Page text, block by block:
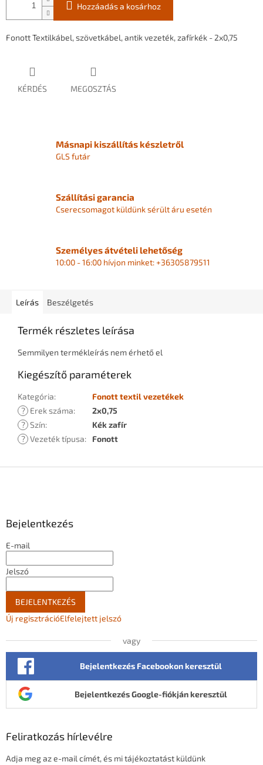
Hozzáadás a kosárhoz
Fonott Textilkábel, szövetkábel, antik vezeték, zafírkék - 2x0,75
KÉRDÉS MEGOSZTÁS
Másnapi kiszállítás készletről
GLS futár
Szállítási garancia
Cserecsomagot küldünk sérült áru esetén
Személyes átvételi lehetőség
10:00 - 16:00 hívjon minket: +36305879511
Leírás Beszélgetés
Termék részletes leírása
Semmilyen termékleírás nem érhető el
Kiegészítő paraméterek
Kategória:
Fonott textil vezetékek
? Erek száma:
2x0,75
? Szín:
Kék zafír
? Vezeték típusa: Fonott
Bejelentkezés
E-mail
Jelszó
BEJELENTKEZÉS
Új regisztrációElfelejtett jelszó
vagy
Bejelentkezés Facebookon keresztül
Bejelentkezés Google-fiókján keresztül
Feliratkozás hírlevélre
Adja meg az e-mail címét, és mi tájékoztatást küldünk